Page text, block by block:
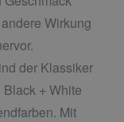
Wirkung
der Klassiker
+ White
Mit